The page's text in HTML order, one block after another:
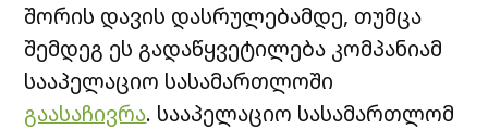
შორის დავის დასრულებამდე, თუმცა
შემდეგ ეს გადაწყვეტილება კომპანიამ
სააპელაციო სასამართლოში
გაასაჩივრა. სააპელაციო სასამართლომ